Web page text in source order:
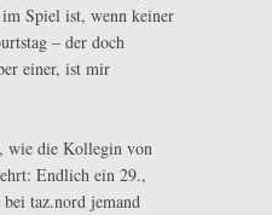
Spiel ist, wenn keiner
– der doch
einer, ist mir
wie die Kollegin von
Endlich ein 29.,
taz.nord jemand